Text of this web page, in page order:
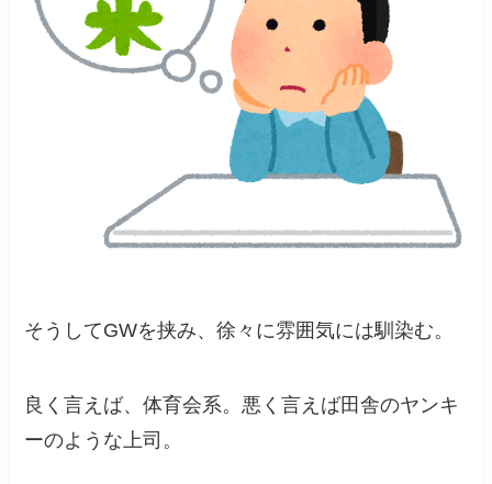
そうしてGWを挟み、徐々に雰囲気には馴染む。
良く言えば、体育会系。悪く言えば田舎のヤンキ
ーのような上司。